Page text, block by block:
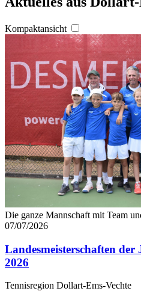
Kompaktansicht
Die ganze Mannschaft mit Team
07/07/2026
Landesmeisterschaften der
2026
Tennisregion Dollart-Ems-Vechte